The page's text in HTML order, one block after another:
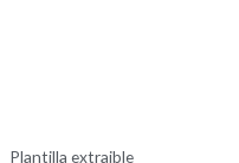
Plantilla extraible